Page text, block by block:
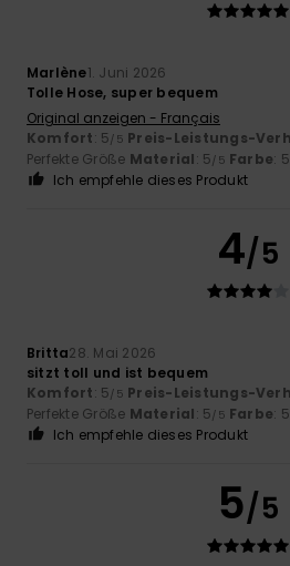
Marlène1. Juni 2026
Tolle Hose, super bequem
Original anzeigen - Français
Komfort: 5/5 Preis-Leistungs-
Perfekte Größe Material: 5/5 Farbe: 5
Ich empfehle dieses Produkt
4/5
Britta28. Mai 2026
sitzt toll und ist bequem
Komfort: 5/5 Preis-Leistungs-
Perfekte Größe Material: 5/5 Farbe: 5
Ich empfehle dieses Produkt
5/5